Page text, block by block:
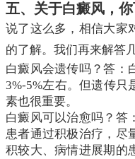
五、关于白癜风，
说了这么多，相信大家
的了解。我们再来解答
白癜风会遗传吗？答：
3%-5%左右。但遗传只
素也很重要。
白癜风可以治愈吗？答
患者通过积极治疗，尽
积较大、病情进展期的